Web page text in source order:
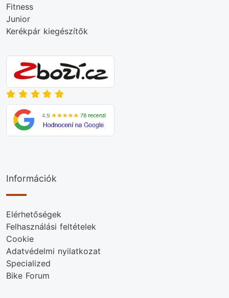
Fitness
Junior
Kerékpár kiegészítők
Információk
Elérhetőségek
Felhasználási feltételek
Cookie
Adatvédelmi nyilatkozat
Specialized
Bike Forum